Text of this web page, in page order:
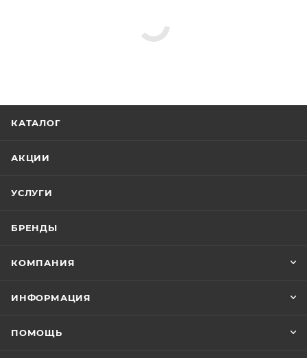
Душевые комплекты
Aquanet
00-01228931
Light
Россия
1 год
Экран для ванны
современный